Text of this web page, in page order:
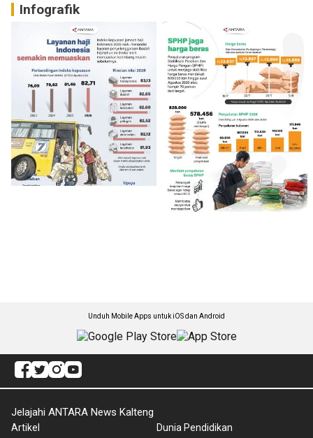
Infografik
Unduh Mobile Apps untuk iOS dan Android
Jelajahi ANTARA News Kalteng
Artikel Dunia Pendidikan